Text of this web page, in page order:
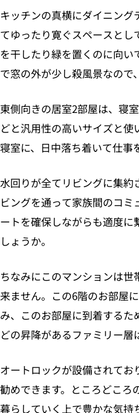
キッチンの真横にダイニン
てゆったり寛ぐスペースと
を干したり緑を置くのに向
で窓の外が少し殺風景なので
東側向きの居室2部屋は、寝
どと汎用性の高いサイズと
寝室に、日中落ち着いて仕事
水回りが全てリビングに集約
ビングを通って家族間のコ
ートを確保しながらも適度
しょうか。
ちなみにこのマンションは
来ません。この6階のお部屋
み、このお部屋に到着する
どの昇降があるファミリー層
オートロックが設備されて
勧めできます。ところどころ
暮らしていく上で豊かな気持